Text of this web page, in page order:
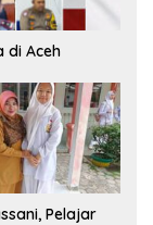
di Aceh
Pelajar